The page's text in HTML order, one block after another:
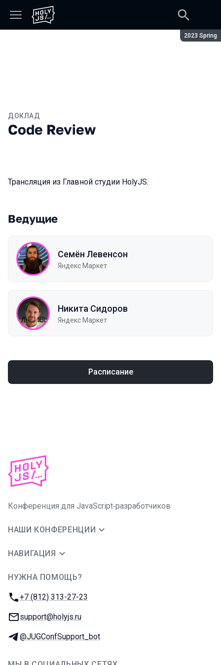
Сезон:
2023 Spring
ДОКЛАД
Code Review
Трансляция из Главной студии HolyJS.
Ведущие
Семён Левенсон
Яндекс Маркет
Никита Сидоров
Яндекс Маркет
Расписание
Конференция для JavaScript‑разработчиков
НАШИ КОНФЕРЕНЦИИ
НАВИГАЦИЯ
НУЖНА ПОМОЩЬ?
Телефон:
+7 (812) 313-27-23
E-mail:
support@holyjs.ru
Телеграм:
@JUGConfSupport_bot